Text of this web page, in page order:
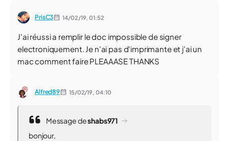
PrisC3 14/02/19,01:52
J'ai réussi a remplir le doc impossible de signer
electroniquement. Je n'ai pas d'imprimante et j'ai un
mac comment faire PLEAAASE THANKS
Alfred89 15/02/19, 04:10
Message deshabs971
bonjour,